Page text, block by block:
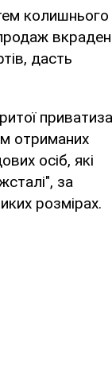
колишнього
дасть
отриманих
осіб, які
за
розмірах.